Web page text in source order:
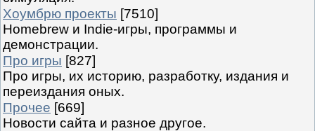
Хоумбрю проекты [7510]
Homebrew и Indie-игры, программы и
демонстрации.
Про игры [827]
Про игры, их историю, разработку, издания и
переиздания оных.
Прочее [669]
Новости сайта и разное другое.